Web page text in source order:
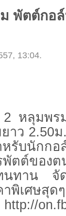
พัตต์กอ
13:04.
หลุมพร
าว 2.50
รับนักก
พัตต์ของ
าน จัดเ
พิเศษสุ